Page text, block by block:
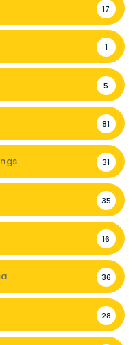
17
1
5
81
31
35
16
36
28